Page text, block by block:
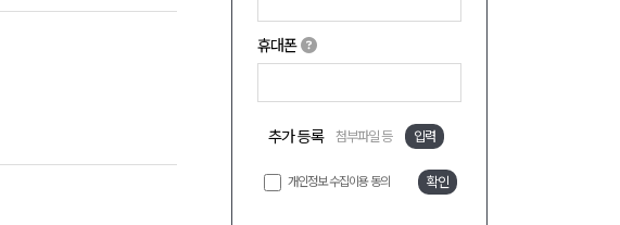
휴대폰
추가 등록 첨부파일 등 입력
개인정보 수집이용 동의 확인